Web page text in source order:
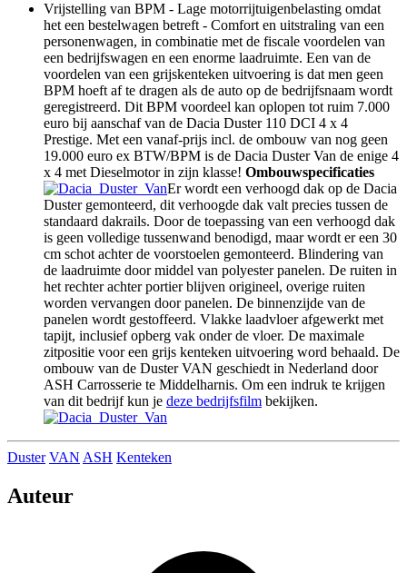
Vrijstelling van BPM - Lage motorrijtuigenbelasting omdat
het een bestelwagen betreft - Comfort en uitstraling van een
personenwagen, in combinatie met de fiscale voordelen van
een bedrijfswagen en een enorme laadruimte. Een van de
voordelen van een grijskenteken uitvoering is dat men geen
BPM hoeft af te dragen als de auto op de bedrijfsnaam wordt
geregistreerd. Dit BPM voordeel kan oplopen tot ruim 7.000
euro bij aanschaf van de Dacia Duster 110 DCI 4 x 4
Prestige. Met een vanaf-prijs incl. de ombouw van nog geen
19.000 euro ex BTW/BPM is de Dacia Duster Van de enige 4
x 4 met Dieselmotor in zijn klasse! Ombouwspecificaties
Er wordt een verhoogd dak op de Dacia
Duster gemonteerd, dit verhoogde dak valt precies tussen de
standaard dakrails. Door de toepassing van een verhoogd dak
is geen volledige tussenwand benodigd, maar wordt er een 30
cm schot achter de voorstoelen gemonteerd. Blindering van
de laadruimte door middel van polyester panelen. De ruiten in
het rechter achter portier blijven origineel, overige ruiten
worden vervangen door panelen. De binnenzijde van de
panelen wordt gestoffeerd. Vlakke laadvloer afgewerkt met
tapijt, inclusief opberg vak onder de vloer. De maximale
zitpositie voor een grijs kenteken uitvoering word behaald. De
ombouw van de Duster VAN geschiedt in Nederland door
ASH Carrosserie te Middelharnis. Om een indruk te krijgen
van dit bedrijf kun je deze bedrijfsfilm bekijken.
Duster VAN ASH Kenteken
Auteur